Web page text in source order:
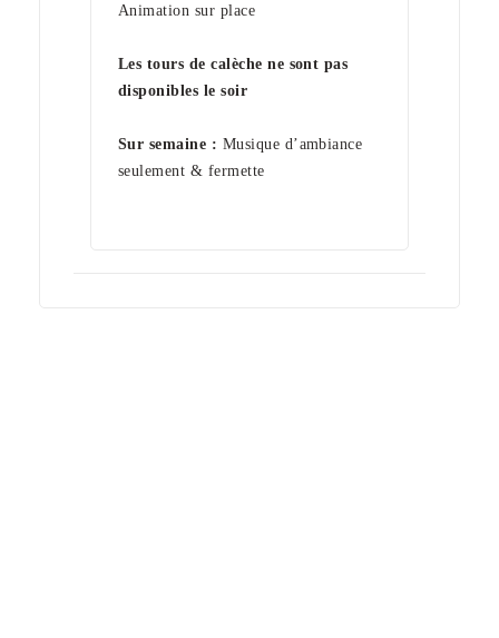
Animation sur place
Les tours de calèche ne sont pas
disponibles le soir
Sur semaine : Musique d’ambiance
seulement & fermette